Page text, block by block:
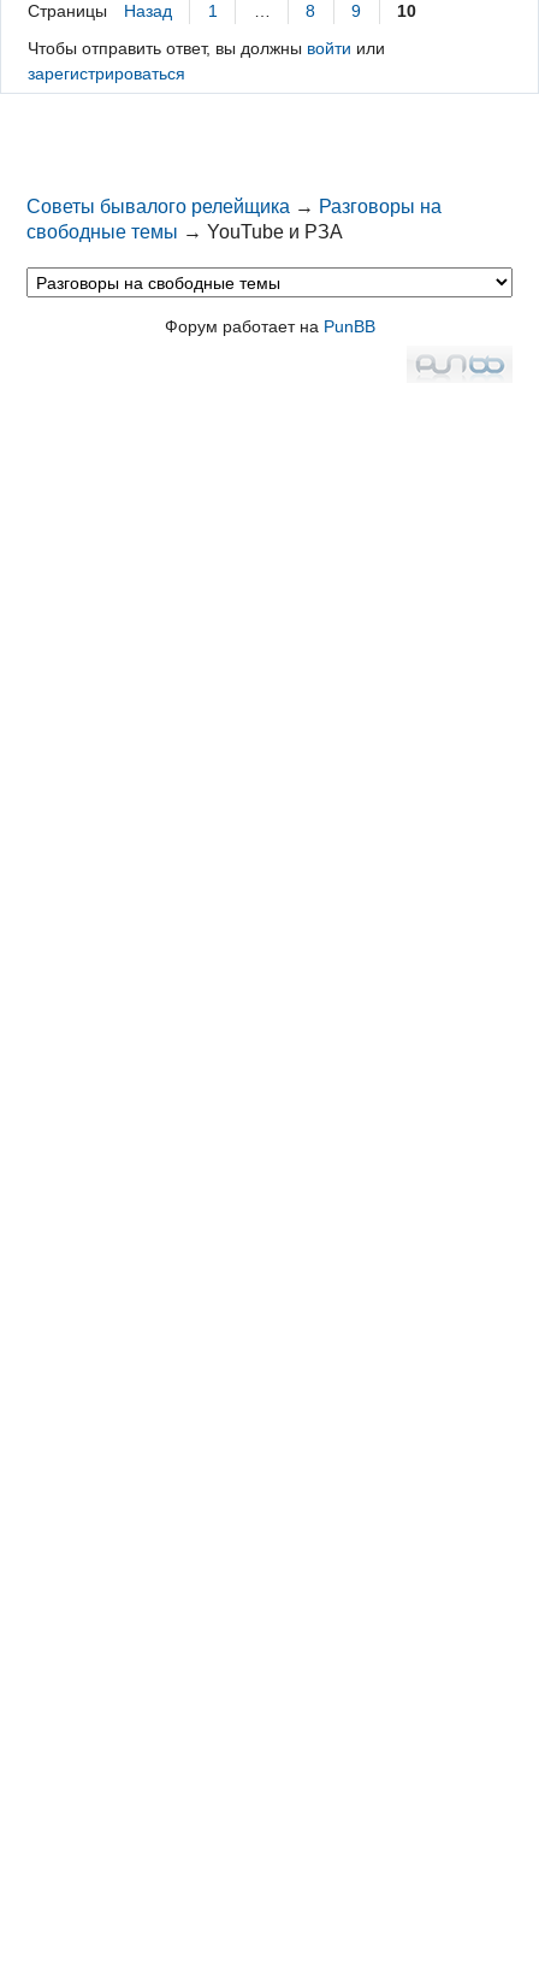
Страницы Назад 1 8 9
10
Чтобы отправить ответ, вы должны войти или
зарегистрироваться
Советы бывалого релейщика → Разговоры на
свободные темы →YouTube и РЗА
Форум работает на PunBB